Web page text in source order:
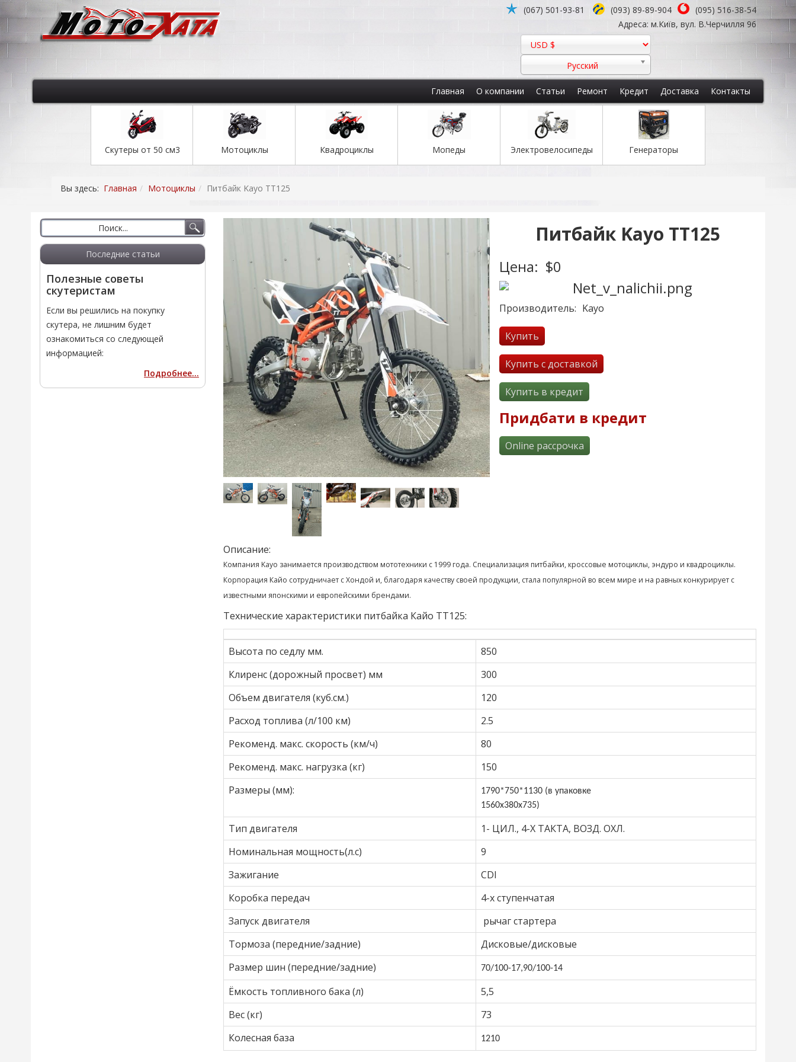
(067) 501-93-81 (093) 89-89-904
(095) 516-38-54
Адреса: м.Київ, вул. В.Черчилля 96
Русский
Главная О компании Статьи Ремонт Кредит Доставка Контакты
Скутеры от 50 см3 Мотоциклы Квадроциклы Мопеды Электровелосипеды Генераторы
Вы здесь: Главная Мотоциклы Питбайк Kayo TT125
Последние статьи
Полезные советы
скутеристам
Если вы решились на покупку
скутера, не лишним будет
ознакомиться со следующей
информацией:
Подробнее...
Питбайк Kayo TT125
Цена: $0
Производитель: Kayo
Купить
Купить с доставкой
Купить в кредит
Придбати в кредит
Online рассрочка
Описание:
Компания Kayo занимается производством мототехники с 1999 года. Специализация питбайки, кроссовые мотоциклы, эндуро и квадроциклы.
Корпорация Кайо сотрудничает с Хондой и, благодаря качеству своей продукции, стала популярной во всем мире и на равных конкурирует с
известными японскими и европейскими брендами.
Технические характеристики питбайка Кайо ТТ125:
Высота по седлу мм.
850
Клиренс (дорожный просвет) мм
300
Объем двигателя (куб.см.)
120
Расход топлива (л/100 км)
2.5
Рекоменд. макс. скорость (км/ч)
80
Рекоменд. макс. нагрузка (кг)
150
Размеры (мм):
1790*750*1130 (в упаковке
1560х380х735)
Тип двигателя
1- ЦИЛ., 4-Х ТАКТА, ВОЗД. ОХЛ.
Номинальная мощность(л.с)
9
Зажигание
CDI
Коробка передач
4-х ступенчатая
Запуск двигателя
рычаг стартера
Тормоза (передние/задние)
Дисковые/дисковые
Размер шин (передние/задние)
70/100-17,90/100-14
Ёмкость топливного бака (л)
5,5
Вес (кг)
73
Колесная база
1210